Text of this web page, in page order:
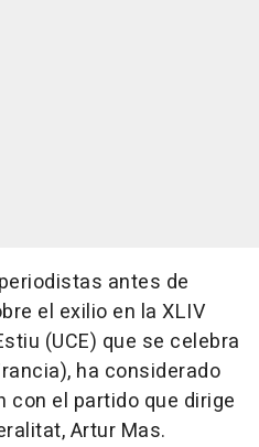
antes de
el exilio en la XLIV
(UCE) que se celebra
ha considerado
con el partido que dirige
Artur Mas.